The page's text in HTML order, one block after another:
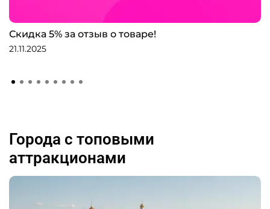
Скидка 5% за отзыв о товаре!
21.11.2025
Города с топовыми
аттракционами